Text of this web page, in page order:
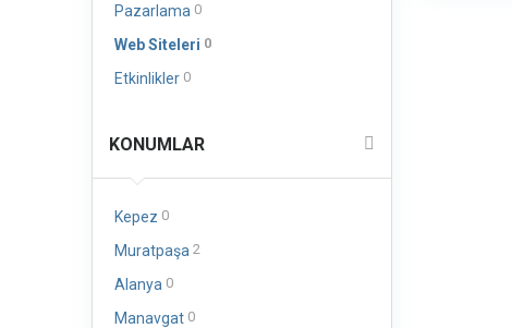
Pazarlama 0
Web Siteleri 0
Etkinlikler 0
KONUMLAR
Kepez 0
Muratpaşa 2
Alanya 0
Manavgat 0